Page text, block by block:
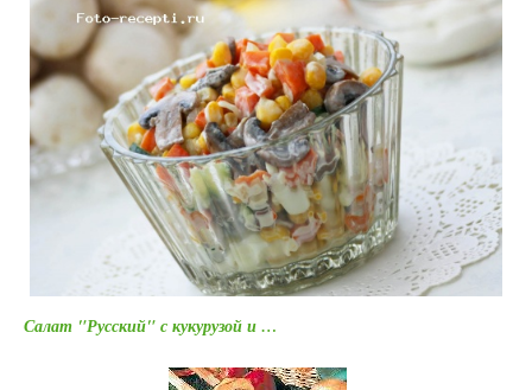
Салат "Русский" с кукурузой и …